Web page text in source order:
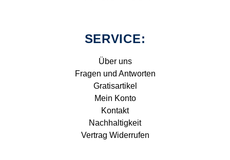
SERVICE:
Über uns
Fragen und Antworten
Gratisartikel
Mein Konto
Kontakt
Nachhaltigkeit
Vertrag Widerrufen